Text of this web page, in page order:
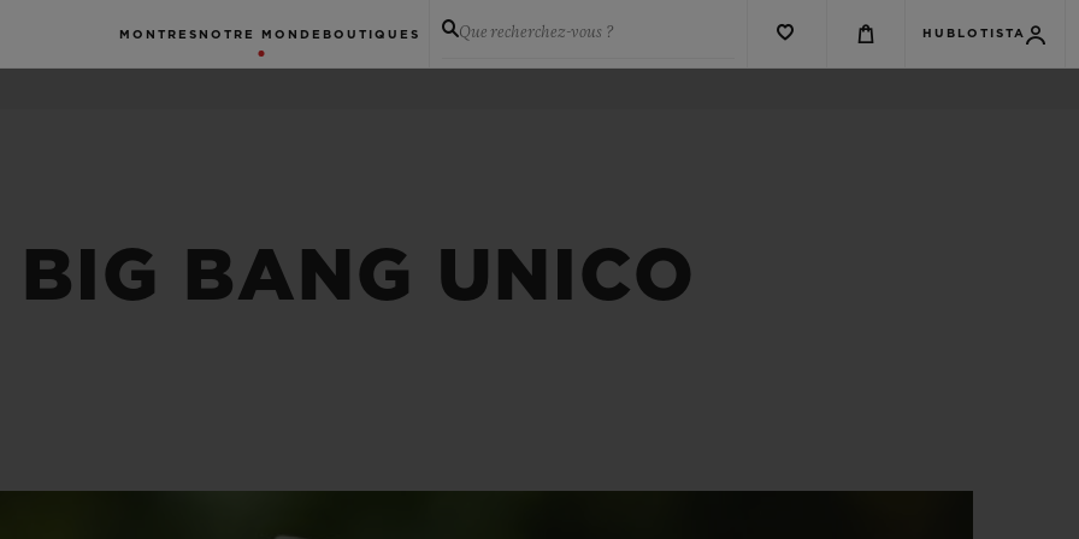
MONTRES NOTRE MONDE BOUTIQUES Que recherchez-vous ? HUBLOTISTA
BIG BANG UNICO